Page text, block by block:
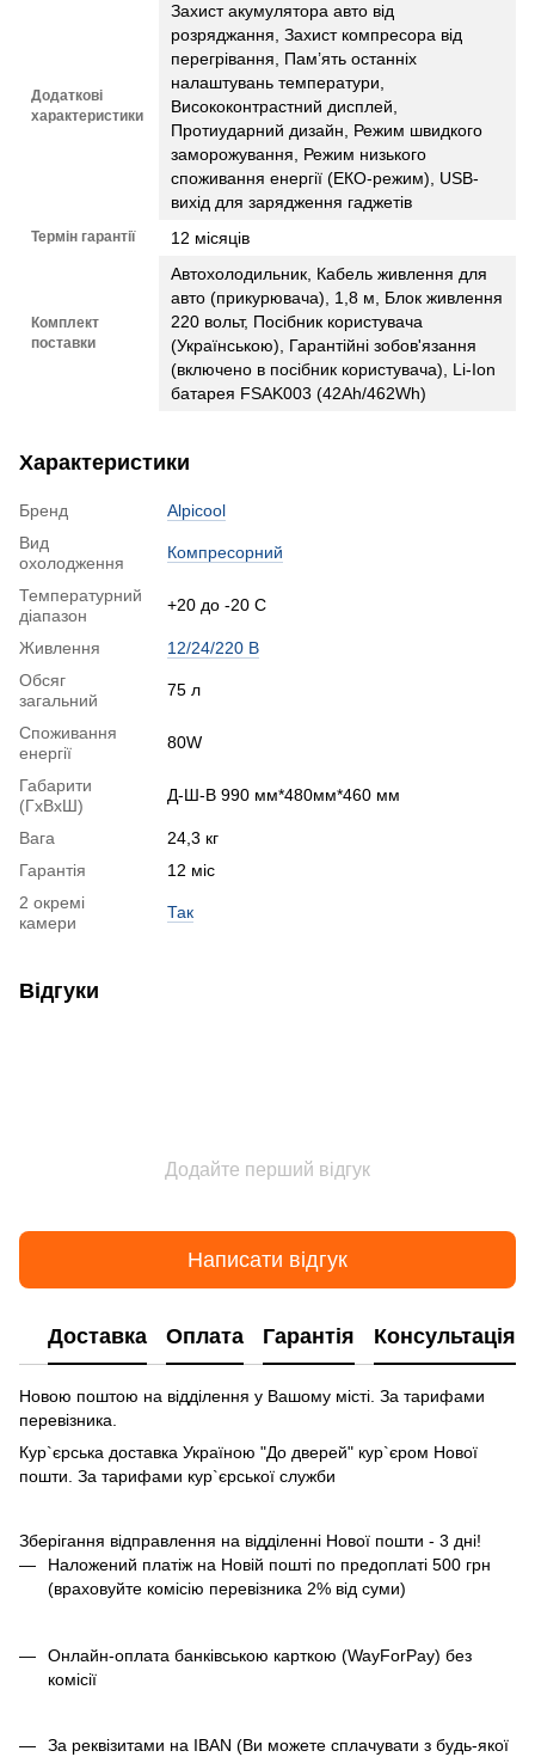
Додаткові
характеристики
Захист акумулятора авто від
розряджання, Захист компресора від
перегрівання, Пам’ять останніх
налаштувань температури,
Висококонтрастний дисплей,
Протиударний дизайн, Режим швидкого
заморожування, Режим низького
споживання енергії (ЕКО-режим), USB-
вихід для зарядження гаджетів
Термін гарантії 12 місяців
Комплект
поставки
Автохолодильник, Кабель живлення для
авто (прикурювача), 1,8 м, Блок живлення
220 вольт, Посібник користувача
(Українською), Гарантійні зобов'язання
(включено в посібник користувача), Li-Ion
батарея FSAK003 (42Ah/462Wh)
Характеристики
Бренд
Alpicool
Вид
охолодження
Компресорний
Температурний
діапазон
+20 до -20 С
Живлення
12/24/220 В
Обсяг
загальний
75 л
Споживання
енергії
80W
Габарити
(ГхВхШ)
Д-Ш-В 990 мм*480мм*460 мм
Вага
24,3 кг
Гарантія
12 міс
2 окремі
камери
Так
Відгуки
Додайте перший відгук
Написати відгук
Доставка Оплата Гарантія Консультація
Новою поштою на відділення у Вашому місті. За тарифами
перевізника.
Кур`єрська доставка Україною "До дверей" кур`єром Нової
пошти. За тарифами кур`єрської служби
Зберігання відправлення на відділенні Нової пошти - 3 дні!
Наложений платіж на Новій пошті по предоплаті 500 грн
(враховуйте комісію перевізника 2% від суми)
Онлайн-оплата банківською карткою (WayForPay) без
комісії
За реквізитами на IBAN (Ви можете сплачувати з будь-якої